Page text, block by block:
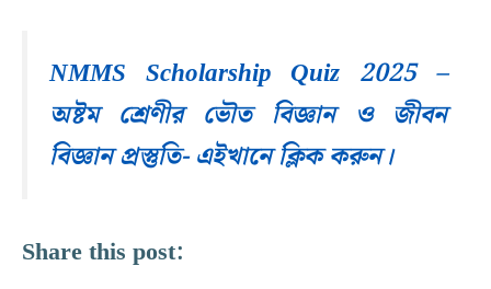
NMMS Scholarship Quiz 2025 –
অষ্টম শ্রেণীর ভৌত বিজ্ঞান ও জীবন
বিজ্ঞান প্রস্তুতি- এইখানে ক্লিক করুন।
Share this post: